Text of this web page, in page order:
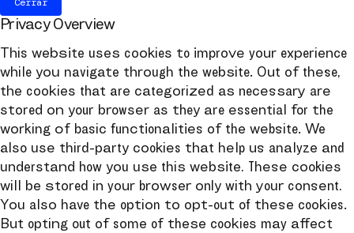
Privacy Overview
This website uses cookies to improve your experience
while you navigate through the website. Out of these,
the cookies that are categorized as necessary are
stored on your browser as they are essential for the
working of basic functionalities of the website. We
also use third-party cookies that help us analyze and
understand how you use this website. These cookies
will be stored in your browser only with your consent.
You also have the option to opt-out of these cookies.
But opting out of some of these cookies may affect